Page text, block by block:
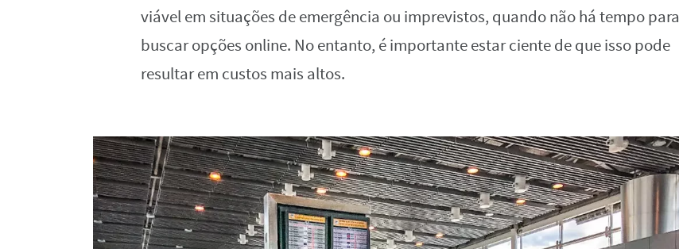
viável em situações de emergência ou imprevistos, quando não há tempo para
buscar opções online. No entanto, é importante estar ciente de que isso pode
resultar em custos mais altos.